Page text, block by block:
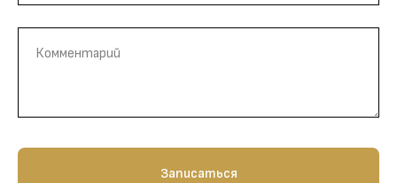
Комментарий
Записаться